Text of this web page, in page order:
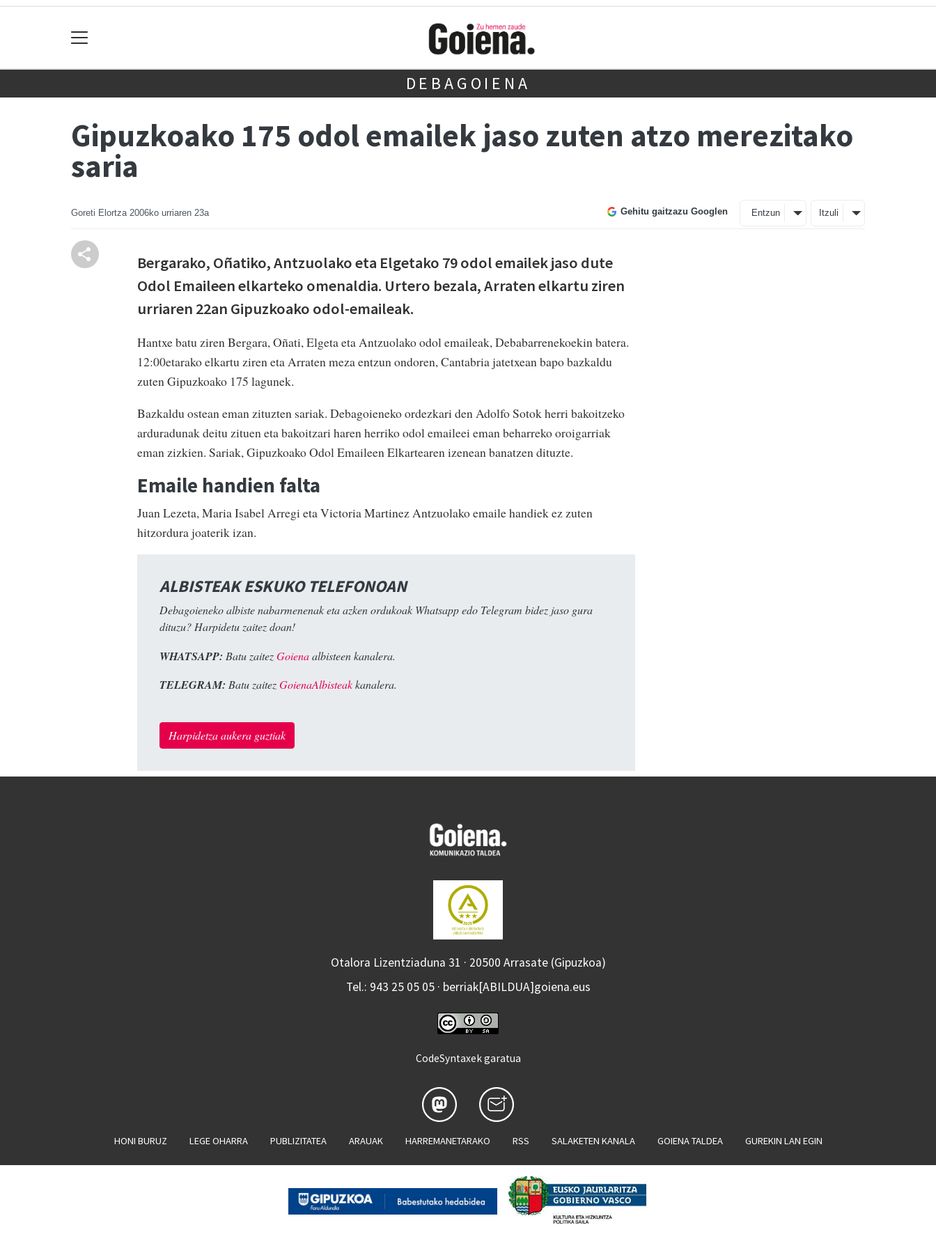
DEBAGOIENA
Gipuzkoako 175 odol emailek jaso zuten atzo merezitako
saria
Goreti Elortza 2006ko urriaren 23a Gehitu gaitzazu Googlen Entzun Itzuli
Bergarako, Oñatiko, Antzuolako eta Elgetako 79 odol emailek jaso dute
Odol Emaileen elkarteko omenaldia. Urtero bezala, Arraten elkartu ziren
urriaren 22an Gipuzkoako odol-emaileak.
Hantxe batu ziren Bergara, Oñati, Elgeta eta Antzuolako odol emaileak, Debabarrenekoekin batera.
12:00etarako elkartu ziren eta Arraten meza entzun ondoren, Cantabria jatetxean bapo bazkaldu
zuten Gipuzkoako 175 lagunek.
Bazkaldu ostean eman zituzten sariak. Debagoieneko ordezkari den Adolfo Sotok herri bakoitzeko
arduradunak deitu zituen eta bakoitzari haren herriko odol emaileei eman beharreko oroigarriak
eman zizkien. Sariak, Gipuzkoako Odol Emaileen Elkartearen izenean banatzen dituzte.
Emaile handien falta
Juan Lezeta, Maria Isabel Arregi eta Victoria Martinez Antzuolako emaile handiek ez zuten
hitzordura joaterik izan.
ALBISTEAK ESKUKO TELEFONOAN
Debagoieneko albiste nabarmenenak eta azken ordukoak Whatsapp edo Telegram bidez jaso gura
dituzu? Harpidetu zaitez doan!
WHATSAPP: Batu zaitezGoienaalbisteen kanalera.
TELEGRAM: Batu zaitezGoienaAlbisteakkanalera.
Harpidetza aukera guztiak
Otalora Lizentziaduna 31 · 20500 Arrasate (Gipuzkoa)
Tel.: 943 25 05 05 · berriak[ABILDUA]goiena.eus
CodeSyntaxek garatua
HONI BURUZ LEGE OHARRA PUBLIZITATEA ARAUAK HARREMANETARAKO RSS SALAKETEN KANALA GOIENA TALDEA GUREKIN LAN EGIN